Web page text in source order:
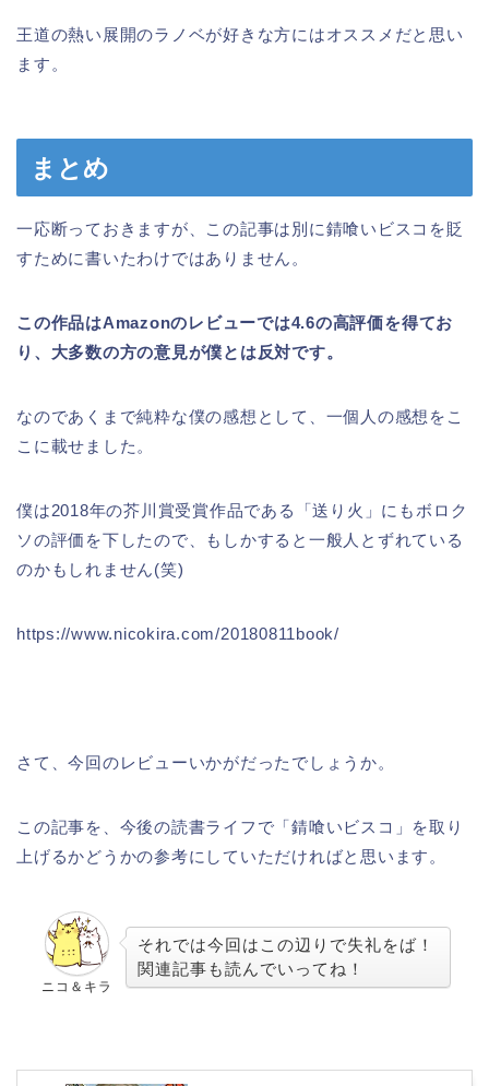
王道の熱い展開のラノベが好きな方にはオススメだと思い
ます。
まとめ
一応断っておきますが、この記事は別に錆喰いビスコを貶
すために書いたわけではありません。
この作品はAmazonのレビューでは4.6の高評価を得てお
り、大多数の方の意見が僕とは反対です。
なのであくまで純粋な僕の感想として、一個人の感想をこ
こに載せました。
僕は2018年の芥川賞受賞作品である「送り火」にもボロク
ソの評価を下したので、もしかすると一般人とずれている
のかもしれません(笑)
https://www.nicokira.com/20180811book/
さて、今回のレビューいかがだったでしょうか。
この記事を、今後の読書ライフで「錆喰いビスコ」を取り
上げるかどうかの参考にしていただければと思います。
ニコ＆キラ
それでは今回はこの辺りで失礼をば！
関連記事も読んでいってね！